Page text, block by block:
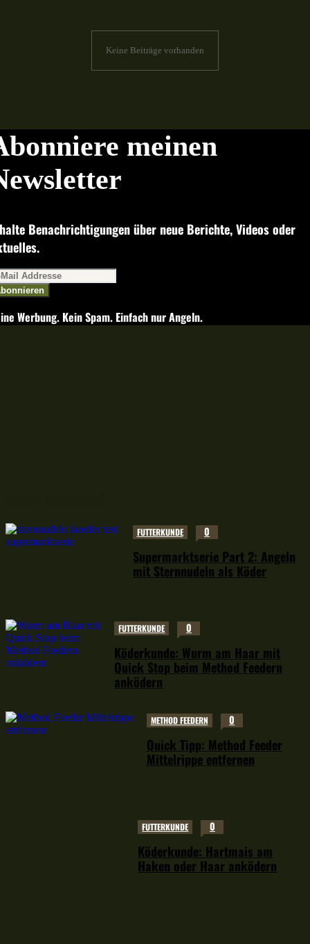
Keine Beiträge vorhanden
meinen
Benachrichtigungen über neue Berichte, Videos oder
Werbung. Kein Spam. Einfach nur Angeln.
FUTTERKUNDE 0
Supermarktserie Part 2: Angeln
mit Sternnudeln als Köder
FUTTERKUNDE 0
Köderkunde: Wurm am Haar mit
Quick Stop beim Method Feedern
anködern
METHOD FEEDERN 0
Quick Tipp: Method Feeder
Mittelrippe entfernen
FUTTERKUNDE 0
Köderkunde: Hartmais am
Haken oder Haar anködern